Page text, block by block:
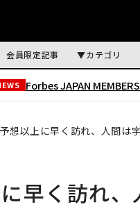
会員限定記事 カテゴリ
Forbes JAPAN
想以上に早く訪れ、人間
早く訪れ